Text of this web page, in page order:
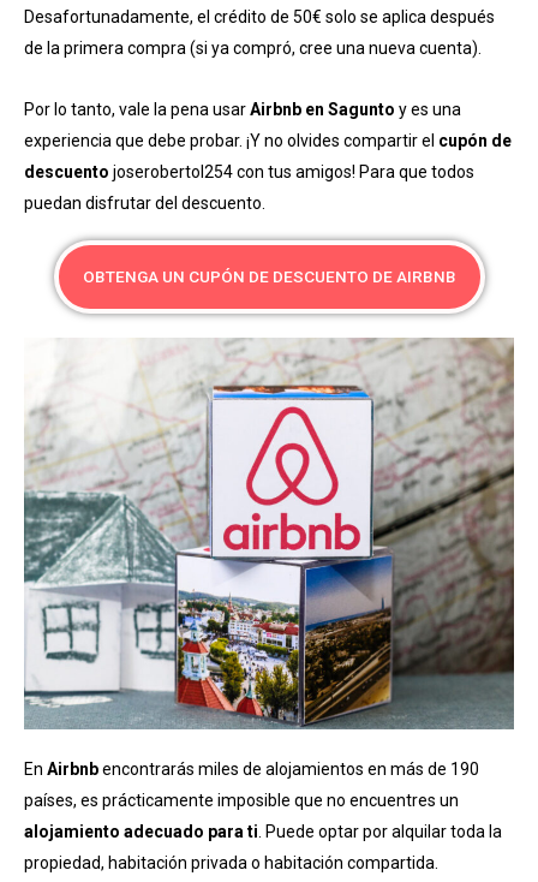
Desafortunadamente, el crédito de 50€ solo se aplica después
de la primera compra (si ya compró, cree una nueva cuenta).
Por lo tanto, vale la pena usarAirbnb en Sagunto y es una
experiencia que debe probar. ¡Y no olvides compartir el cupón de
descuento joserobertol254 con tus amigos! Para que todos
puedan disfrutar del descuento.
OBTENGA UN CUPÓN DE DESCUENTO DE AIRBNB
En Airbnbencontrarás miles de alojamientos en más de 190
países, es prácticamente imposible que no encuentres un
alojamiento adecuado para ti. Puede optar por alquilar toda la
propiedad, habitación privada o habitación compartida.